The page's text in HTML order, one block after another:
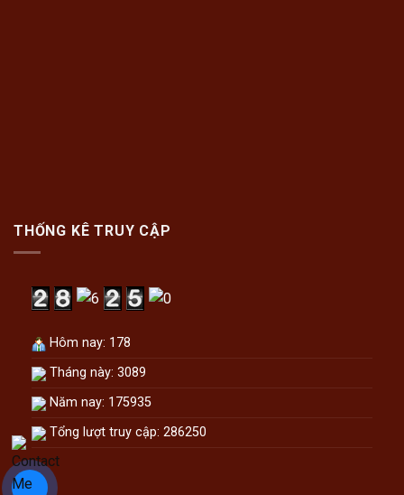
THỐNG KÊ TRUY CẬP
Hôm nay: 178
Tháng này: 3089
Năm nay: 175935
Tổng lượt truy cập: 286250